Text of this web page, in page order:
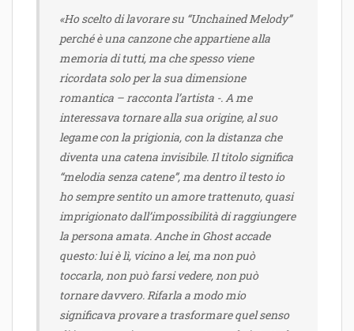
«Ho scelto di lavorare su “Unchained Melody”
perché è una canzone che appartiene alla
memoria di tutti, ma che spesso viene
ricordata solo per la sua dimensione
romantica – racconta l’artista -. A me
interessava tornare alla sua origine, al suo
legame con la prigionia, con la distanza che
diventa una catena invisibile. Il titolo significa
“melodia senza catene”, ma dentro il testo io
ho sempre sentito un amore trattenuto, quasi
imprigionato dall’impossibilità di raggiungere
la persona amata. Anche in Ghost accade
questo: lui è lì, vicino a lei, ma non può
toccarla, non può farsi vedere, non può
tornare davvero. Rifarla a modo mio
significava provare a trasformare quel senso